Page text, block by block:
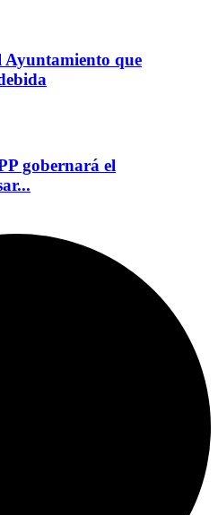
Ayuntamiento que
gobernará el